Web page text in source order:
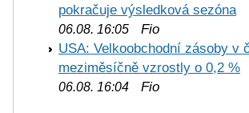
pokračuje výsledková sezóna
06.08. 16:05 Fio
USA: Velkoobchodní zásoby v
meziměsíčně vzrostly o 0,2 %
06.08. 16:04 Fio